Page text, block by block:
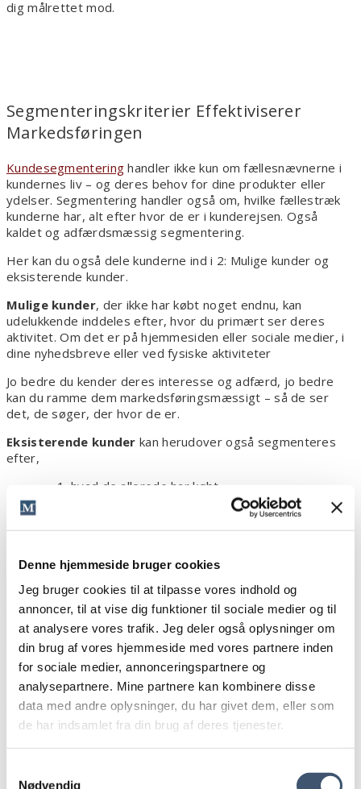
Denne hjemmeside bruger cookies
Jeg bruger cookies til at tilpasse vores indhold og
annoncer, til at vise dig funktioner til sociale medier og til
at analysere vores trafik. Jeg deler også oplysninger om
din brug af vores hjemmeside med vores partnere inden
for sociale medier, annonceringspartnere og
analysepartnere. Mine partnere kan kombinere disse
data med andre oplysninger, du har givet dem, eller som
de har indsamlet fra din brug af deres tjenester.
Nødvendig
dig målrettet mod.
Segmenteringskriterier Effektiviserer
Markedsføringen
Kundesegmentering handler ikke kun om fællesnævnerne i
kundernes liv – og deres behov for dine produkter eller
ydelser. Segmentering handler også om, hvilke fællestræk
kunderne har, alt efter hvor de er i kunderejsen. Også
kaldet og adfærdsmæssig segmentering.
Her kan du også dele kunderne ind i 2: Mulige kunder og
eksisterende kunder.
Mulige kunder, der ikke har købt noget endnu, kan
udelukkende inddeles efter, hvor du primært ser deres
aktivitet. Om det er på hjemmesiden eller sociale medier, i
dine nyhedsbreve eller ved fysiske aktiviteter
Jo bedre du kender deres interesse og adfærd, jo bedre
kan du ramme dem markedsføringsmæssigt – så de ser
det, de søger, der hvor de er.
Eksisterende kunder kan herudover også segmenteres
efter,
hvad de allerede har købt
hvor mange penge, de har brugt
hvor længe de har været kunder
En viden, der gør det langt nemmere for dig at få dem til at
købe endnu mere. Og du kan være endnu mere proaktiv her
end overfor de kunder, der ikke har købt noget endnu. En af
mange grunde til, at mersalg næsten altid er en meget
bedre forretning end at skaffe nye kunder.
Her kan mange virksomheder tjene langt mere end i dag.
Segmenterer du både efter kunderejsen og demografi eller
firmografi, kan du ramme meget målrettet.